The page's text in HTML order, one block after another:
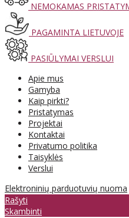
NEMOKAMAS
PAGAMINTA LIETUVOJE
PASIŪLYMAI VERSLUI
Apie mus
Gamyba
Kaip pirkti?
Pristatymas
Projektai
Kontaktai
Privatumo politika
Taisyklės
Verslui
Elektroninių parduotuvių nuoma
Rašyti
Skambinti